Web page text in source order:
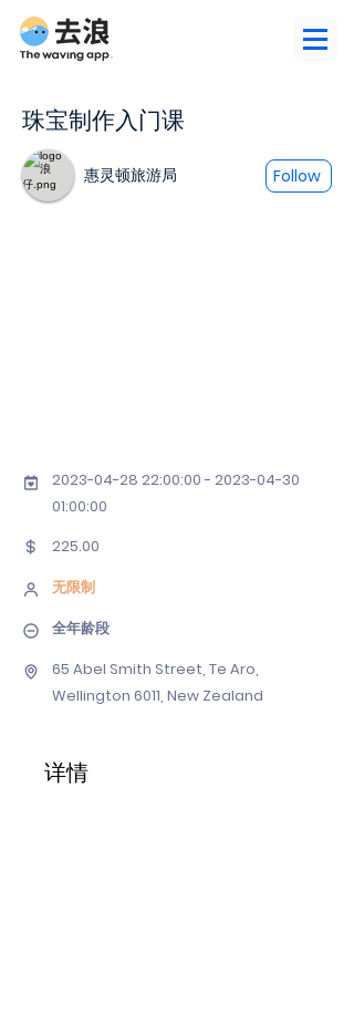
珠宝制作入门课
惠灵顿旅游局 Follow
2023-04-28 22:00:00 - 2023-04-30
01:00:00
225.00
无限制
全年龄段
65 Abel Smith Street, Te Aro,
Wellington 6011, New Zealand
详情